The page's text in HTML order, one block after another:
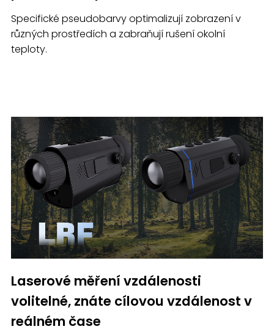
Specifické pseudobarvy optimalizují zobrazení v
různých prostředích a zabraňují rušení okolní
teploty.
Laserové měření vzdálenosti
volitelné, znáte cílovou vzdálenost v
reálném čase